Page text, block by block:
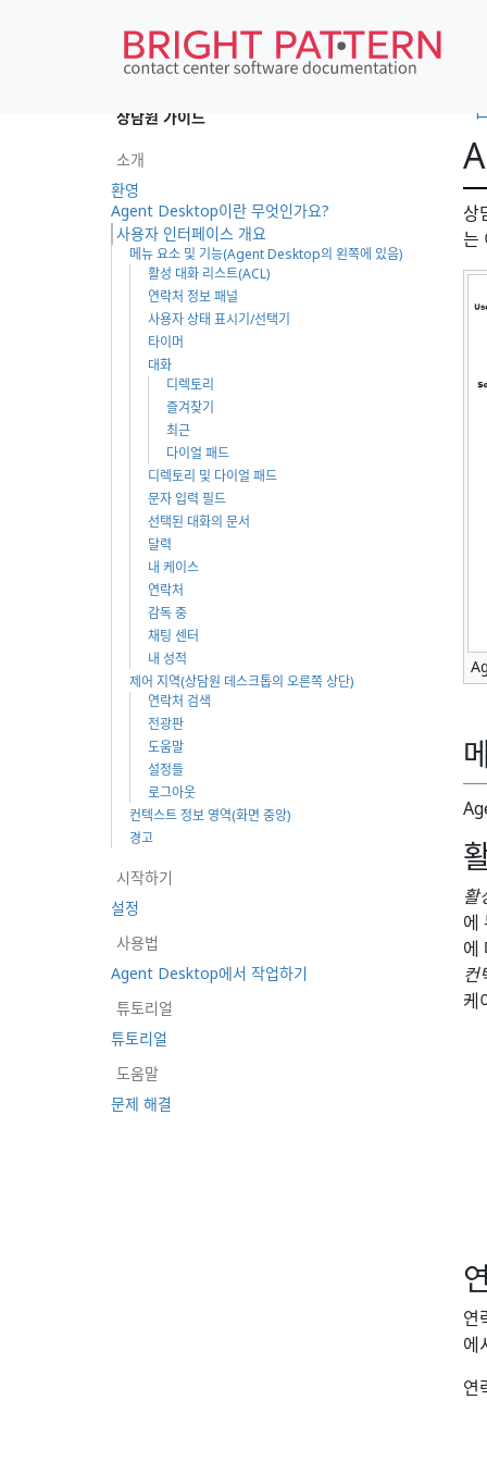
상
는
활
에
에
컨
케
연
에
연
상담원 가이드
소개
환영
Agent Desktop이란 무엇인가요?
사용자 인터페이스 개요
메뉴 요소 및 기능(Agent Desktop의 왼쪽에 있음)
활성 대화 리스트(ACL)
연락처 정보 패널
사용자 상태 표시기/선택기
타이머
대화
디렉토리
즐겨찾기
최근
다이얼 패드
디렉토리 및 다이얼 패드
문자 입력 필드
선택된 대화의 문서
달력
내 케이스
연락처
감독 중
채팅 센터
내 성적
제어 지역(상담원 데스크톱의 오른쪽 상단)
연락처 검색
전광판
도움말
설정들
로그아웃
컨텍스트 정보 영역(화면 중앙)
경고
시작하기
설정
사용법
Agent Desktop에서 작업하기
튜토리얼
튜토리얼
도움말
문제 해결